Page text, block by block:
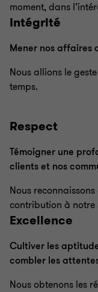
moment, dans
Intégrité
Mener nos affaires
Nous allions le
temps.
Respect
Témoigner une
clients et nos
Nous
contribution à notre
Excellence
Cultiver les
combler les
Nous obtenons les